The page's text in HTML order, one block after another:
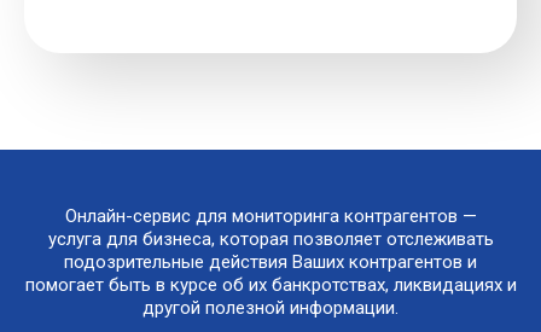
Онлайн-сервис для мониторинга контрагентов —
услуга для бизнеса, которая позволяет отслеживать
подозрительные действия Ваших контрагентов и
помогает быть в курсе об их банкротствах, ликвидациях и
другой полезной информации.